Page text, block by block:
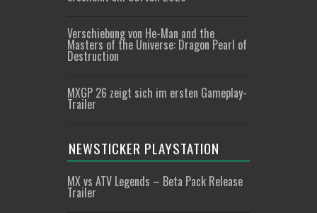
Verschiebung von He-Man and the
Masters of the Universe: Dragon Pearl of
Destruction
MXGP 26 zeigt sich im ersten Gameplay-
Trailer
NEWSTICKER PLAYSTATION
MX vs ATV Legends – Beta Pack Release
Trailer